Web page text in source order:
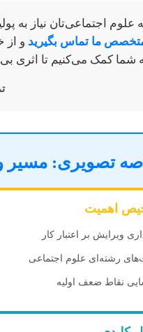
علوم اجتماعی‌تان نیاز
ما تماس بگیرید و از
شما کمک می‌کنیم تا اثری
تصویری: مسیر
ویرایش بر اعتبار کار
رشته‌ای علوم اجتماعی
نقاط ضعف اولیه